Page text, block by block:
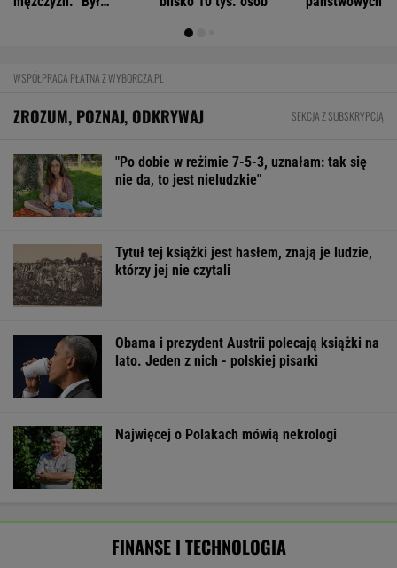
WSPÓŁPRACA PŁATNA Z WYBORCZA.PL
ZROZUM, POZNAJ, ODKRYWAJ SEKCJA Z SUBSKRYPCJĄ
"Po dobie w reżimie 7-5-3, uznałam: tak się
nie da, to jest nieludzkie"
Tytuł tej książki jest hasłem, znają je ludzie,
którzy jej nie czytali
Obama i prezydent Austrii polecają książki na
lato. Jeden z nich - polskiej pisarki
Najwięcej o Polakach mówią nekrologi
FINANSE I TECHNOLOGIA